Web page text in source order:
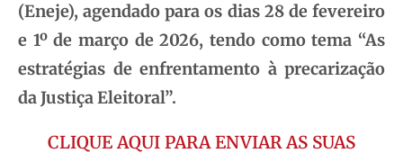
(Eneje), agendado para os dias 28 de fevereiro
e 1º de março de 2026, tendo como tema “As
estratégias de enfrentamento à precarização
da Justiça Eleitoral”.
CLIQUE AQUI PARA ENVIAR AS SUAS